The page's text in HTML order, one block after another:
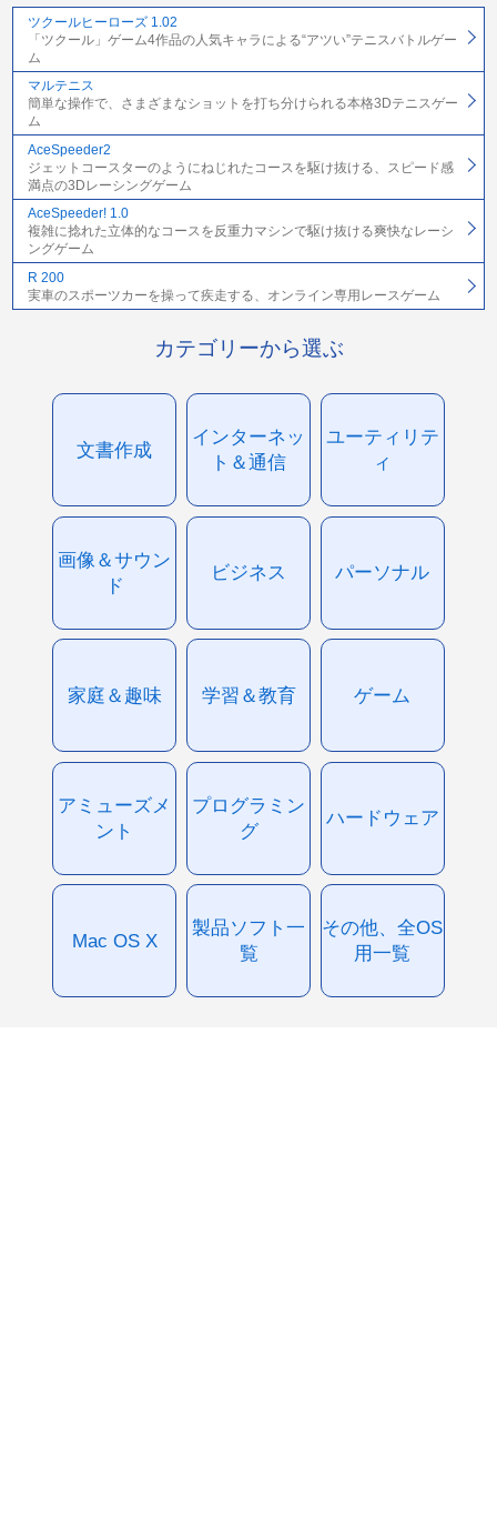
ツクールヒーローズ 1.02
「ツクール」ゲーム4作品の人気キャラによる“アツい”テニスバトルゲー
ム
マルテニス
簡単な操作で、さまざまなショットを打ち分けられる本格3Dテニスゲー
ム
AceSpeeder2
ジェットコースターのようにねじれたコースを駆け抜ける、スピード感
満点の3Dレーシングゲーム
AceSpeeder! 1.0
複雑に捻れた立体的なコースを反重力マシンで駆け抜ける爽快なレーシ
ングゲーム
R 200
実車のスポーツカーを操って疾走する、オンライン専用レースゲーム
カテゴリーから選ぶ
文書作成
インターネッ
ト＆通信
ユーティリテ
ィ
画像＆サウン
ド
ビジネス パーソナル
家庭＆趣味 学習＆教育 ゲーム
アミューズメ
ント
プログラミン
グ
ハードウェア
Mac OS X
製品ソフト一
覧
その他、全OS
用一覧